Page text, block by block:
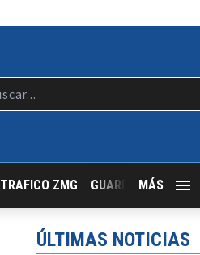
TRAFICO ZMG GUARDIA NOCTURNA
MÁS
ÚLTIMAS NOTICIAS